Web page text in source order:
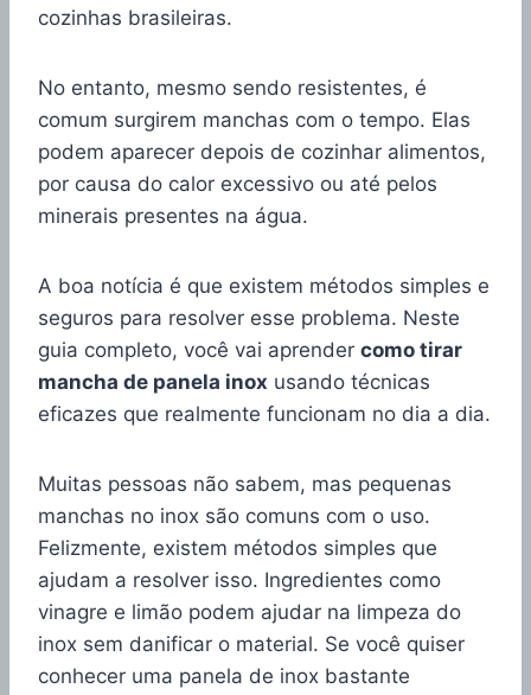
cozinhas brasileiras.
No entanto, mesmo sendo resistentes, é
comum surgirem manchas com o tempo. Elas
podem aparecer depois de cozinhar alimentos,
por causa do calor excessivo ou até pelos
minerais presentes na água.
A boa notícia é que existem métodos simples e
seguros para resolver esse problema. Neste
guia completo, você vai aprender como tirar
mancha de panela inox usando técnicas
eficazes que realmente funcionam no dia a dia.
Muitas pessoas não sabem, mas pequenas
manchas no inox são comuns com o uso.
Felizmente, existem métodos simples que
ajudam a resolver isso. Ingredientes como
vinagre e limão podem ajudar na limpeza do
inox sem danificar o material. Se você quiser
conhecer uma panela de inox bastante